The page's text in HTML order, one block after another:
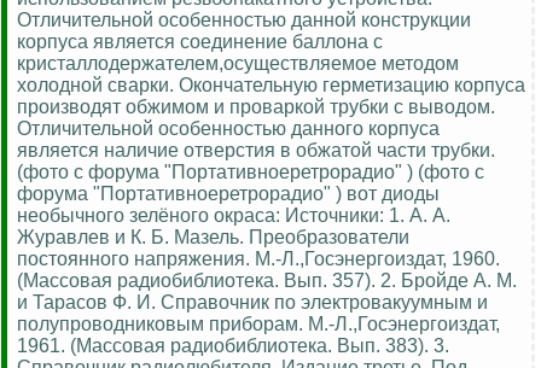
Отличительной особенностью данной конструкции
корпуса является соединение баллона с
кристаллодержателем,осуществляемое методом
холодной сварки. Окончательную герметизацию корпуса
производят обжимом и проваркой трубки с выводом.
Отличительной особенностью данного корпуса
является наличие отверстия в обжатой части трубки.
(фото с форума "Портативноеретрорадио" ) (фото с
форума "Портативноеретрорадио" ) вот диоды
необычного зелёного окраса: Источники: 1. А. А.
Журавлев и К. Б. Мазель. Преобразователи
постоянного напряжения. М.-Л.,Госэнергоиздат, 1960.
(Массовая радиобиблиотека. Вып. 357). 2. Бройде А. М.
и Тарасов Ф. И. Справочник по электровакуумным и
полупроводниковым приборам. М.-Л.,Госэнергоиздат,
1961. (Массовая радиобиблиотека. Вып. 383). 3.